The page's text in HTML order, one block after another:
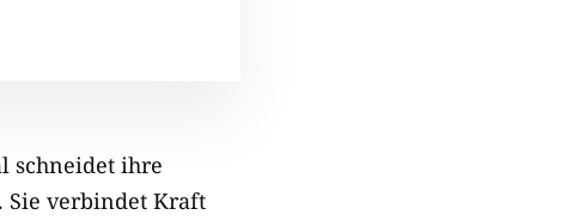
schneidet ihre
Sie verbindet Kraft